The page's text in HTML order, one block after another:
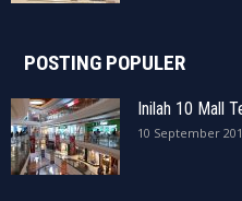
POSTING POPULER
Inilah 10 Mall
10 September